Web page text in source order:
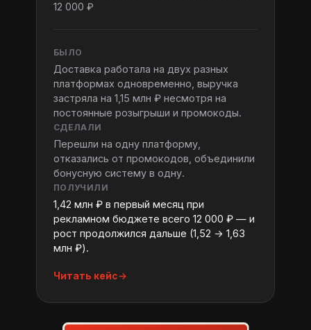
12 000 ₽
БЫЛО
Доставка работала на двух разных
платформах одновременно, выручка
застряла на 1,15 млн ₽ несмотря на
постоянные розыгрыши и промокоды.
СДЕЛАЛИ
Перешли на одну платформу,
отказались от промокодов, объединили
бонусную систему в одну.
ПОЛУЧИЛИ
1,42 млн ₽ в первый месяц при
рекламном бюджете всего 12 000 ₽ — и
рост продолжился дальше (1,52 → 1,63
млн ₽).
Читать кейс